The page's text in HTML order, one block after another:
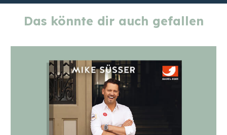
MengeDas könnte dir auch gefallen